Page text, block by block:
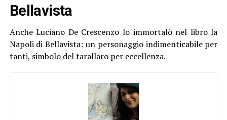
Bellavista
Anche Luciano De Crescenzo lo immortalò nel libro la
Napoli di Bellavista: un personaggio indimenticabile per
tanti, simbolo del tarallaro per eccellenza.